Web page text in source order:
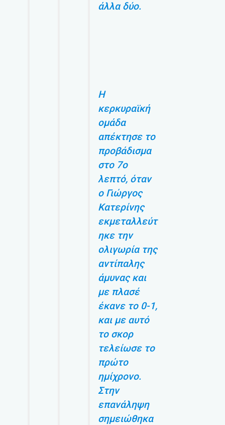
άλλα δύο.
Η
κερκυραϊκή
ομάδα
απέκτησε το
προβάδισμα
στο 7ο
λεπτό, όταν
ο Γιώργος
Κατερίνης
εκμεταλλεύτ
ηκε την
ολιγωρία της
αντίπαλης
άμυνας και
με πλασέ
έκανε το 0-1,
και με αυτό
το σκορ
τελείωσε το
πρώτο
ημίχρονο.
Στην
επανάληψη
σημειώθηκα